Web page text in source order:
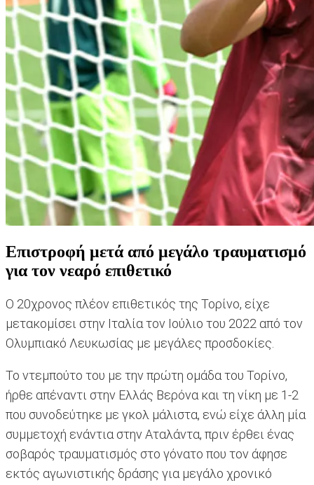
Επιστροφή μετά από μεγάλο τραυματισμό
για τον νεαρό επιθετικό
Ο 20χρονος πλέον επιθετικός της Τορίνο, είχε
μετακομίσει στην Ιταλία τον Ιούλιο του 2022 από τον
Ολυμπιακό Λευκωσίας με μεγάλες προσδοκίες.
Το ντεμπούτο του με την πρώτη ομάδα του Τορίνο,
ήρθε απέναντι στην Ελλάς Βερόνα και τη νίκη με 1-2
που συνοδεύτηκε με γκολ μάλιστα, ενώ είχε άλλη μία
συμμετοχή ενάντια στην Αταλάντα, πριν έρθει ένας
σοβαρός τραυματισμός στο γόνατο που τον άφησε
εκτός αγωνιστικής δράσης για μεγάλο χρονικό